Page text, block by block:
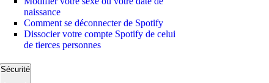
naissance
Comment se déconnecter de Spotify
Dissocier votre compte Spotify de celui
de tierces personnes
Sécurité